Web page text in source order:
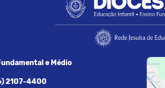
e Médio
2107-4400